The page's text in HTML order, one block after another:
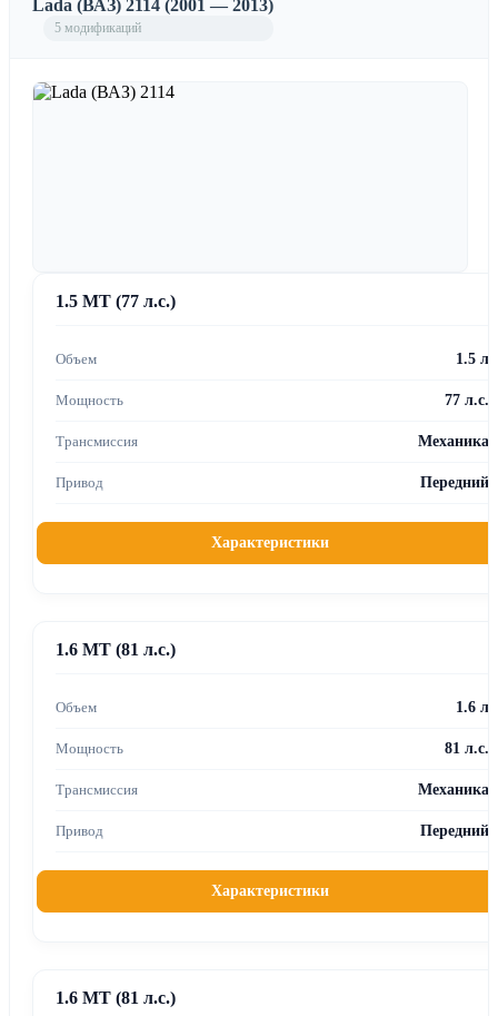
Lada (ВАЗ) 2114 (2001 — 2013)
5 модификаций
1.5 MT (77 л.с.)
1.5 л
77 л.с.
Механика
Передний
Характеристики
1.6 MT (81 л.с.)
1.6 л
81 л.с.
Механика
Передний
Характеристики
1.6 MT (81 л.с.)